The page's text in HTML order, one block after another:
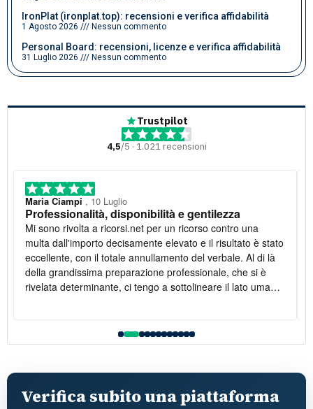
IronPlat (ironplat.top): recensioni e verifica affidabilità
1 Agosto 2026 Nessun commento
Personal Board: recensioni, licenze e verifica affidabilità
31 Luglio 2026 Nessun commento
Trustpilot
4,5/5 · 1.021 recensioni
Maria Ciampi , 10 Luglio
Professionalità, disponibilità e gentilezza
Mi sono rivolta a ricorsi.net per un ricorso contro una
multa dall'importo decisamente elevato e il risultato è stato
eccellente, con il totale annullamento del verbale. Al di là
della grandissima preparazione professionale, che si è
rivelata determinante, ci tengo a sottolineare il lato umano:
Verifica subito una piattaforma